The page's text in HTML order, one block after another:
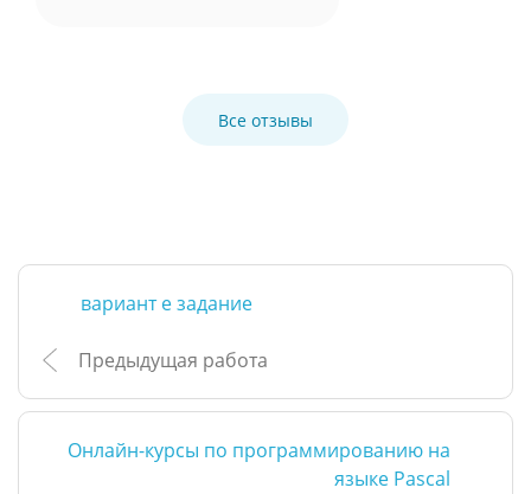
Все отзывы
вариант е задание
Предыдущая работа
Онлайн-курсы по программированию на
языке Pascal